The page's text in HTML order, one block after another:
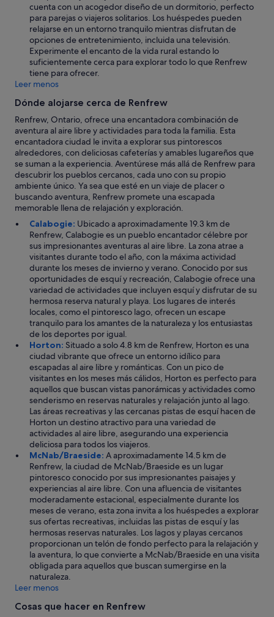
cuenta con un acogedor diseño de un dormitorio, perfecto
para parejas o viajeros solitarios. Los huéspedes pueden
relajarse en un entorno tranquilo mientras disfrutan de
opciones de entretenimiento, incluida una televisión.
Experimente el encanto de la vida rural estando lo
suficientemente cerca para explorar todo lo que Renfrew
tiene para ofrecer.
Leer menos
Dónde alojarse cerca de Renfrew
Renfrew, Ontario, ofrece una encantadora combinación de
aventura al aire libre y actividades para toda la familia. Esta
encantadora ciudad le invita a explorar sus pintorescos
alrededores, con deliciosas cafeterías y amables lugareños que
se suman a la experiencia. Aventúrese más allá de Renfrew para
descubrir los pueblos cercanos, cada uno con su propio
ambiente único. Ya sea que esté en un viaje de placer o
buscando aventura, Renfrew promete una escapada
memorable llena de relajación y exploración.
Calabogie: Ubicado a aproximadamente 19.3 km de
Renfrew, Calabogie es un pueblo encantador célebre por
sus impresionantes aventuras al aire libre. La zona atrae a
visitantes durante todo el año, con la máxima actividad
durante los meses de invierno y verano. Conocido por sus
oportunidades de esquí y recreación, Calabogie ofrece una
variedad de actividades que incluyen esquí y disfrutar de su
hermosa reserva natural y playa. Los lugares de interés
locales, como el pintoresco lago, ofrecen un escape
tranquilo para los amantes de la naturaleza y los entusiastas
de los deportes por igual.
Horton: Situado a solo 4.8 km de Renfrew, Horton es una
ciudad vibrante que ofrece un entorno idílico para
escapadas al aire libre y románticas. Con un pico de
visitantes en los meses más cálidos, Horton es perfecto para
aquellos que buscan vistas panorámicas y actividades como
senderismo en reservas naturales y relajación junto al lago.
Las áreas recreativas y las cercanas pistas de esquí hacen de
Horton un destino atractivo para una variedad de
actividades al aire libre, asegurando una experiencia
deliciosa para todos los viajeros.
McNab/Braeside: A aproximadamente 14.5 km de
Renfrew, la ciudad de McNab/Braeside es un lugar
pintoresco conocido por sus impresionantes paisajes y
experiencias al aire libre. Con una afluencia de visitantes
moderadamente estacional, especialmente durante los
meses de verano, esta zona invita a los huéspedes a explorar
sus ofertas recreativas, incluidas las pistas de esquí y las
hermosas reservas naturales. Los lagos y playas cercanos
proporcionan un telón de fondo perfecto para la relajación y
la aventura, lo que convierte a McNab/Braeside en una visita
obligada para aquellos que buscan sumergirse en la
naturaleza.
Leer menos
Cosas que hacer en Renfrew